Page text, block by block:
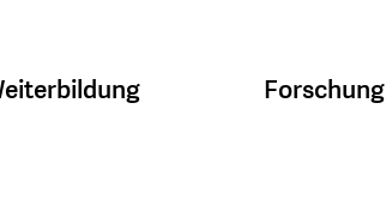
Forschung